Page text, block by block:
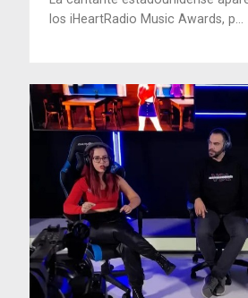
los iHeartRadio Music Awards, p...